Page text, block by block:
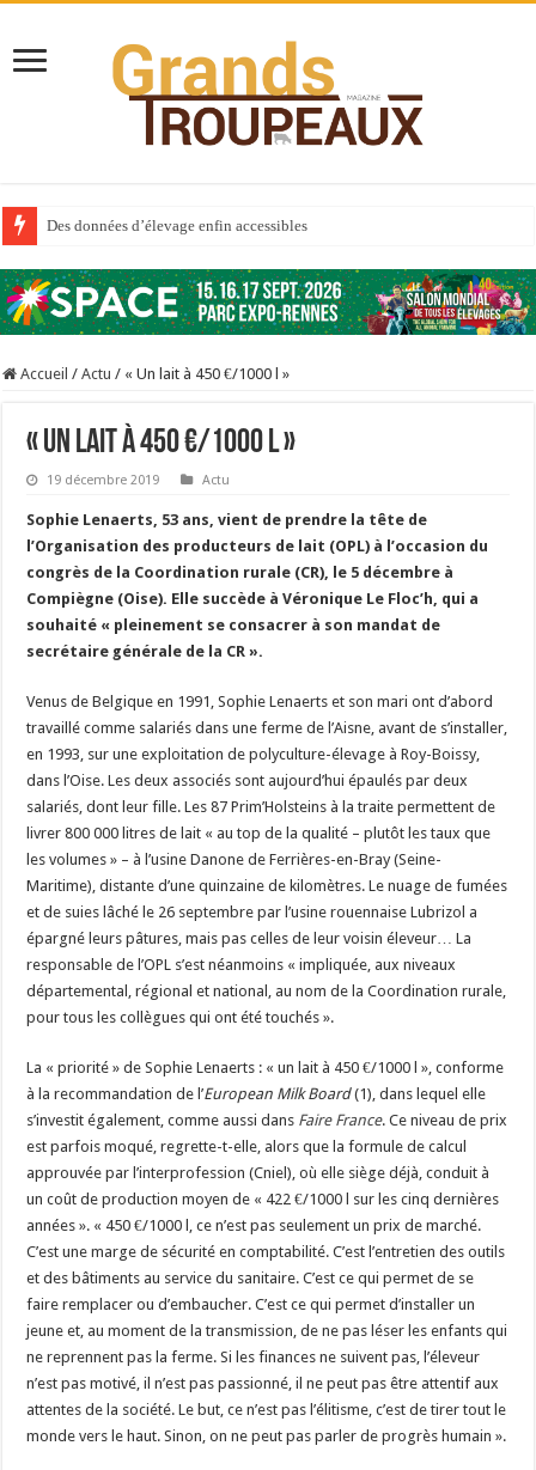
Des données d’élevage enfin accessibles
Au sommaire du premier numéro de 2025
Au sommaire de GTM 110
Aidez-nous à améliorer la santé de vos veaux !
Sécheresse : les éleveurs réclament des expertises de terrain
Un été fructueux pour Lactalis
Les canicules freinent la collecte laitière
Accueil / Actu / « Un lait à 450 €/1000 l »
« Un lait à 450 €/1000 l »
19 décembre 2019 Actu
Sophie Lenaerts, 53 ans, vient de prendre la tête de
l’Organisation des producteurs de lait (OPL) à l’occasion du
congrès de la Coordination rurale (CR), le 5 décembre à
Compiègne (Oise). Elle succède à Véronique Le Floc’h, qui a
souhaité « pleinement se consacrer à son mandat de
secrétaire générale de la CR ».
Venus de Belgique en 1991, Sophie Lenaerts et son mari ont d’abord
travaillé comme salariés dans une ferme de l’Aisne, avant de s’installer,
en 1993, sur une exploitation de polyculture-élevage à Roy-Boissy,
dans l’Oise. Les deux associés sont aujourd’hui épaulés par deux
salariés, dont leur fille. Les 87 Prim’Holsteins à la traite permettent de
livrer 800 000 litres de lait « au top de la qualité – plutôt les taux que
les volumes » – à l’usine Danone de Ferrières-en-Bray (Seine-
Maritime), distante d’une quinzaine de kilomètres. Le nuage de fumées
et de suies lâché le 26 septembre par l’usine rouennaise Lubrizol a
épargné leurs pâtures, mais pas celles de leur voisin éleveur… La
responsable de l’OPL s’est néanmoins « impliquée, aux niveaux
départemental, régional et national, au nom de la Coordination rurale,
pour tous les collègues qui ont été touchés ».
La « priorité » de Sophie Lenaerts : « un lait à 450 €/1000 l », conforme
à la recommandation de l’European Milk Board(1), dans lequel elle
s’investit également, comme aussi dans Faire France. Ce niveau de prix
est parfois moqué, regrette-t-elle, alors que la formule de calcul
approuvée par l’interprofession (Cniel), où elle siège déjà, conduit à
un coût de production moyen de « 422 €/1000 l sur les cinq dernières
années ». « 450 €/1000 l, ce n’est pas seulement un prix de marché.
C’est une marge de sécurité en comptabilité. C’est l’entretien des outils
et des bâtiments au service du sanitaire. C’est ce qui permet de se
faire remplacer ou d’embaucher. C’est ce qui permet d’installer un
jeune et, au moment de la transmission, de ne pas léser les enfants qui
ne reprennent pas la ferme. Si les finances ne suivent pas, l’éleveur
n’est pas motivé, il n’est pas passionné, il ne peut pas être attentif aux
attentes de la société. Le but, ce n’est pas l’élitisme, c’est de tirer tout le
monde vers le haut. Sinon, on ne peut pas parler de progrès humain ».